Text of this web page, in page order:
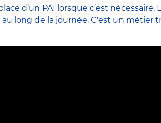
d’un PAI lorsque c’est
long de la journée. C'est un métier